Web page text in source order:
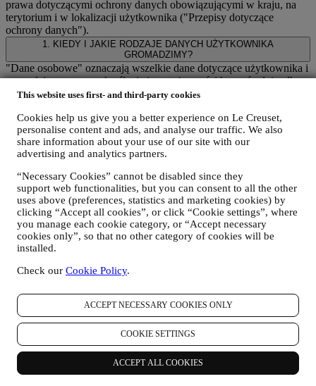
This website uses first- and third-party cookies
Cookies help us give you a better experience on Le Creuset,
personalise content and ads, and analyse our traffic. We also
share information about your use of our site with our
advertising and analytics partners.
“Necessary Cookies” cannot be disabled since they
support web functionalities, but you can consent to all the other
uses above (preferences, statistics and marketing cookies) by
clicking “Accept all cookies”, or click “Cookie settings”, where
you manage each cookie category, or “Accept necessary
cookies only”, so that no other category of cookies will be
installed.
Check our Cookie Policy.
ACCEPT NECESSARY COOKIES ONLY
COOKIE SETTINGS
ACCEPT ALL COOKIES
prawa dotyczącymi ochrony danych obowiązującymi w kraju, na
terytorium i w lokalizacji użytkownika ("Przepisy dotyczące
ochrony danych").
1. KIEDY I JAKIE RODZAJE DANYCH UŻYTKOWNIKA
GROMADZIMY?
"Dane osobowe" oznaczają wszelkie dane dotyczące użytkownika i
pozwalające nam na określenie jego tożsamości bezpośrednio albo
w połączeniu z innymi danymi.
18 lat albo więcej, aby korzystać z naszej witryny internetowej i
naszych usług.
Możemy gromadzić dane osobowe użytkowników korzystających z
naszej strony internetowej („Strona internetowa”), rejestrujących
internetowej lub w naszych sklepach Le Creuset (Signature
Boutique i Salony Outlet) lub subskrybujących nasze komunikaty
marketingowe. Dane osobowe mogą dotyczyć:
dane zakupu, na przykład datę i godzinę zakupu, dane
dostawy, dane i informacje szczegółowe dotyczące produktu i
dane użytkownika dotyczące historii przeglądania Internetu
przeglądarki, system operacyjny, czas trwania wizyty,
powracający użytkownik, pochodzenie geograficzne)
gromadzone podczas wizyt w Witrynie internetowej
(niezależnie od bycia zarejestrowanym użytkownikiem)
poprzez korzystanie z logów lub technologii śledzenia, takich
jak "pliki cookie" i innych podobnych technologii (w tym